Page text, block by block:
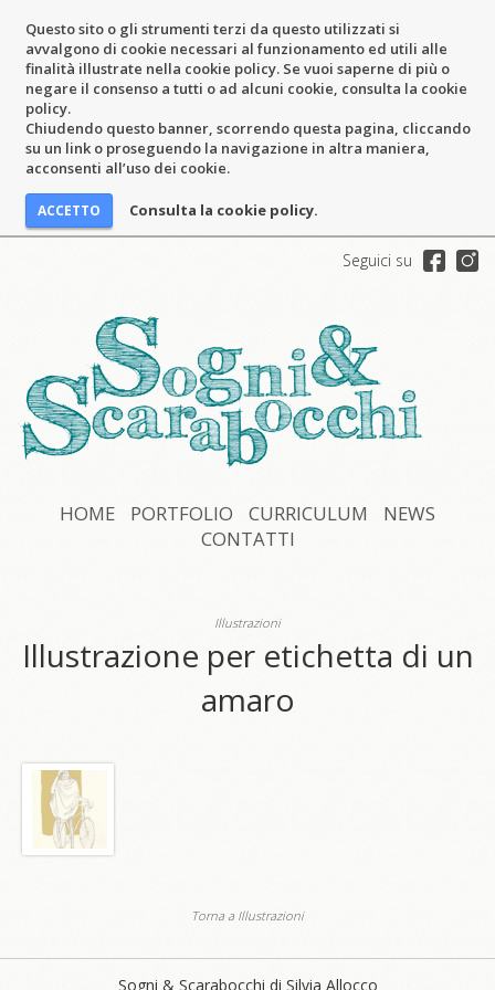
Questo sito o gli strumenti terzi da questo utilizzati si
avvalgono di cookie necessari al funzionamento ed utili alle
finalità illustrate nella cookie policy. Se vuoi saperne di più o
negare il consenso a tutti o ad alcuni cookie, consulta la cookie
policy.
Chiudendo questo banner, scorrendo questa pagina, cliccando
su un link o proseguendo la navigazione in altra maniera,
acconsenti all’uso dei cookie.
Consulta la cookie policy.
Seguici su
HOME PORTFOLIO CURRICULUM
NEWS
CONTATTI
Illustrazioni
Illustrazione per etichetta di un
amaro
Torna a Illustrazioni
Sogni & Scarabocchi di Silvia Allocco